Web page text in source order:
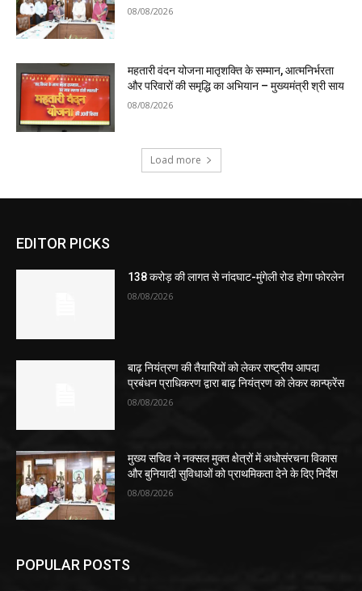
08/08/2026
महतारी वंदन योजना मातृशक्ति के सम्मान, आत्मनिर्भरता
और परिवारों की समृद्धि का अभियान – मुख्यमंत्री श्री साय
08/08/2026
Load more
EDITOR PICKS
138 करोड़ की लागत से नांदघाट-मुंगेली रोड होगा फोरलेन
08/08/2026
बाढ़ नियंत्रण की तैयारियों को लेकर राष्ट्रीय आपदा
प्रबंधन प्राधिकरण द्वारा बाढ़ नियंत्रण को लेकर कान्फ्रेंस
08/08/2026
मुख्य सचिव ने नक्सल मुक्त क्षेत्रों में अधोसंरचना विकास
और बुनियादी सुविधाओं को प्राथमिकता देने के दिए निर्देश
08/08/2026
POPULAR POSTS